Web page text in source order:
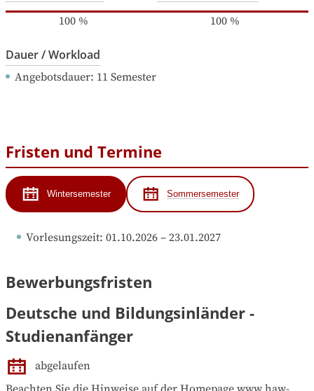
100% 100%
Dauer / Workload
Angebotsdauer: 11 Semester
Fristen und Termine
Wintersemester Sommersemester
Vorlesungszeit: 01.10.2026 – 23.01.2027
Bewerbungsfristen
Deutsche und Bildungsinländer -
Studienanfänger
abgelaufen